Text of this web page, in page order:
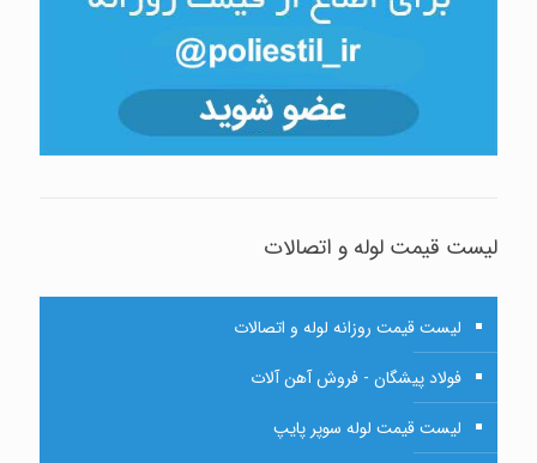
لیست قیمت لوله و اتصالات
لیست قیمت روزانه لوله و اتصالات
فولاد پیشگان - فروش آهن آلات
لیست قیمت لوله سوپر پایپ